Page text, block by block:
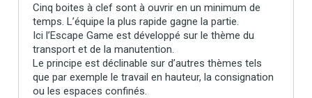
Cinq boites à clef sont à ouvrir en un minimum de
temps. L’équipe la plus rapide gagne la partie.
Ici l’Escape Game est développé sur le thème du
transport et de la manutention.
Le principe est déclinable sur d’autres thèmes tels
que par exemple le travail en hauteur, la consignation
ou les espaces confinés.